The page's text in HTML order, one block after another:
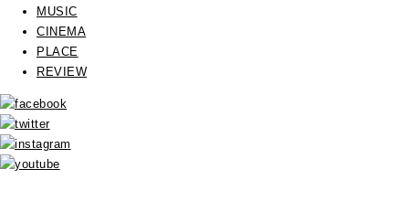
MUSIC
CINEMA
PLACE
REVIEW